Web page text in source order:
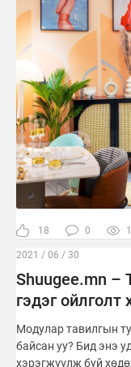
18 0
2021 / 06 / 30
Shuugee.mn –
гэдэг ойлголт
Модулар тавилгын
байсан уу? Бид энэ
хэрэгжүүлж буй